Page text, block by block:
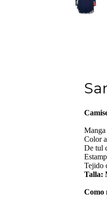
Manga
Color
De tul
Tejido
Talla:
Como